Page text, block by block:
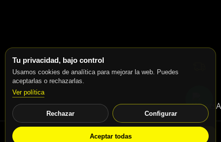
Tu privacidad, bajo control
Usamos cookies de analítica para mejorar la web. Puedes
aceptarlas o rechazarlas.
Ver política
Rechazar Configurar
Aceptar todas